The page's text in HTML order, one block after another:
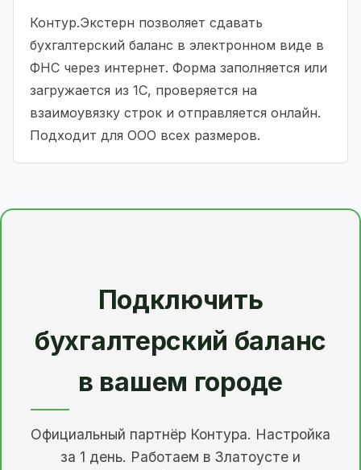
Контур.Экстерн позволяет сдавать
бухгалтерский баланс в электронном виде в
ФНС через интернет. Форма заполняется или
загружается из 1С, проверяется на
взаимоувязку строк и отправляется онлайн.
Подходит для ООО всех размеров.
Подключить
бухгалтерский баланс
в вашем городе
Официальный партнёр Контура. Настройка
за 1 день. Работаем в Златоусте и